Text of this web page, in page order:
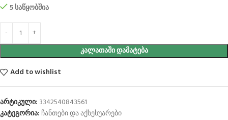
5 საწყობშია
ᲙᲐᲚᲐᲗᲐᲨᲘ ᲓᲐᲛᲐᲢᲔᲑᲐ
Add to wishlist
არტიკული: 3342540843561
კატეგორია: ჩანთები და აქსესუარები